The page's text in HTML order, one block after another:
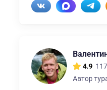
4.9
Автор